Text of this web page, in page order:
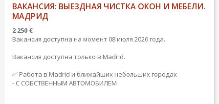
ВАКАНСИЯ: ВЫЕЗДНАЯ ЧИСТКА ОКОН И МЕБЕЛИ.
МАДРИД
2 250 €
Вакансия доступна на момент 08 июля 2026 года.
Вакансия доступна только в Madrid.
✅ Работа в Madrid и ближайших небольших городах
- С СОБСТВЕННЫМ АВТОМОБИЛЕМ